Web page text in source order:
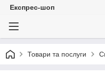
Експрес-шоп
Товари та послуги